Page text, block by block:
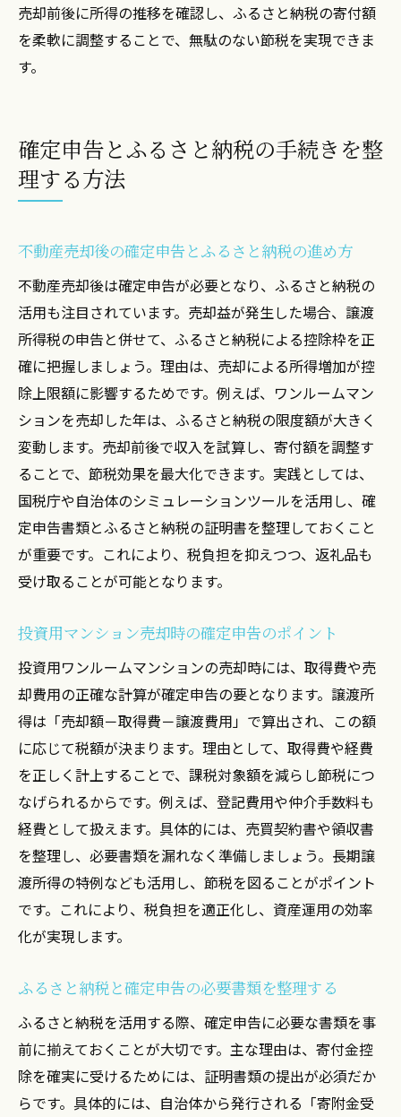
売却前後に所得の推移を確認し、ふるさと納税の寄付額
を柔軟に調整することで、無駄のない節税を実現できま
す。
確定申告とふるさと納税の手続きを整
理する方法
不動産売却後の確定申告とふるさと納税の進め方
不動産売却後は確定申告が必要となり、ふるさと納税の
活用も注目されています。売却益が発生した場合、譲渡
所得税の申告と併せて、ふるさと納税による控除枠を正
確に把握しましょう。理由は、売却による所得増加が控
除上限額に影響するためです。例えば、ワンルームマン
ションを売却した年は、ふるさと納税の限度額が大きく
変動します。売却前後で収入を試算し、寄付額を調整す
ることで、節税効果を最大化できます。実践としては、
国税庁や自治体のシミュレーションツールを活用し、確
定申告書類とふるさと納税の証明書を整理しておくこと
が重要です。これにより、税負担を抑えつつ、返礼品も
受け取ることが可能となります。
投資用マンション売却時の確定申告のポイント
投資用ワンルームマンションの売却時には、取得費や売
却費用の正確な計算が確定申告の要となります。譲渡所
得は「売却額－取得費－譲渡費用」で算出され、この額
に応じて税額が決まります。理由として、取得費や経費
を正しく計上することで、課税対象額を減らし節税につ
なげられるからです。例えば、登記費用や仲介手数料も
経費として扱えます。具体的には、売買契約書や領収書
を整理し、必要書類を漏れなく準備しましょう。長期譲
渡所得の特例なども活用し、節税を図ることがポイント
です。これにより、税負担を適正化し、資産運用の効率
化が実現します。
ふるさと納税と確定申告の必要書類を整理する
ふるさと納税を活用する際、確定申告に必要な書類を事
前に揃えておくことが大切です。主な理由は、寄付金控
除を確実に受けるためには、証明書類の提出が必須だか
らです。具体的には、自治体から発行される「寄附金受